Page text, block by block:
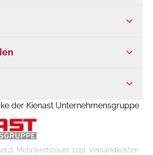
der Kienast Unternehmensgruppe
Mehrwertsteuer zzgl. Versandkosten